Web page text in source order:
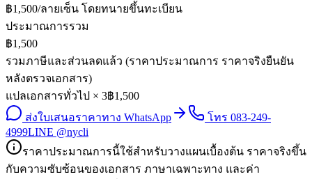
฿1,500/ลายเซ็น โดยทนายขึ้นทะเบียน
ประมาณการรวม
฿1,500
รวมภาษีและส่วนลดแล้ว (ราคาประมาณการ ราคาจริงยืนยัน
หลังตรวจเอกสาร)
แปลเอกสารทั่วไป × 3฿1,500
ส่งใบเสนอราคาทาง WhatsApp
โทร 083-249-
4999LINE @nycli
ราคาประมาณการนี้ใช้สำหรับวางแผนเบื้องต้น ราคาจริงขึ้น
กับความซับซ้อนของเอกสาร ภาษาเฉพาะทาง และค่า